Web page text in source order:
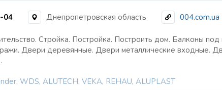
04 Днепропетровская область 004.com.ua
Стройка. Постройка. Построить дом. Балконы
Двери деревянные. Двери металлические входные.
, WDS, ALUTECH, VEKA, REHAU, ALUPLAST